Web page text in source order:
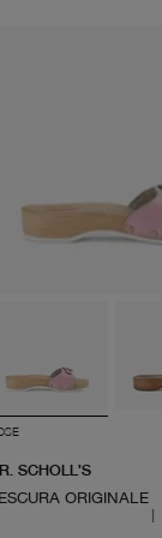
SCHOLL'S
ORIGINALE
|